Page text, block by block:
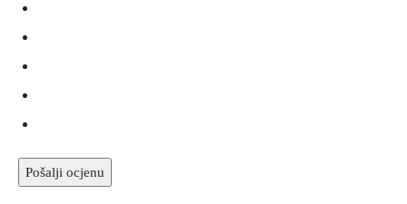
Pošalji ocjenu